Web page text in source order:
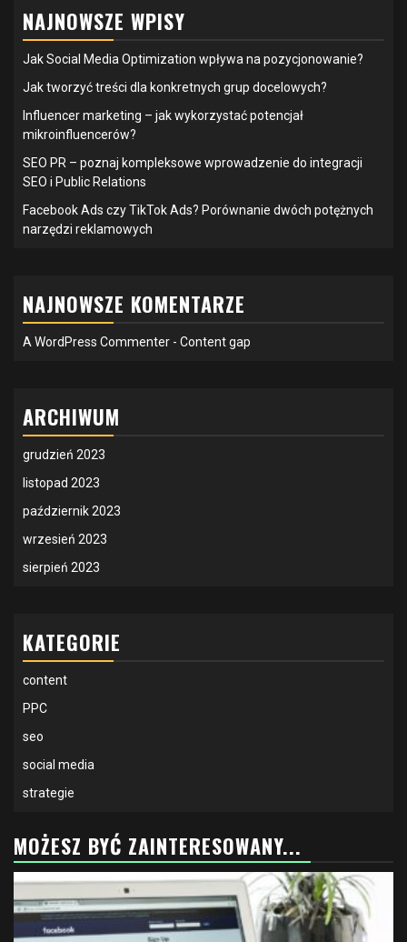
NAJNOWSZE WPISY
Jak Social Media Optimization wpływa na pozycjonowanie?
Jak tworzyć treści dla konkretnych grup docelowych?
Influencer marketing – jak wykorzystać potencjał
mikroinfluencerów?
SEO PR – poznaj kompleksowe wprowadzenie do integracji
SEO i Public Relations
Facebook Ads czy TikTok Ads? Porównanie dwóch potężnych
narzędzi reklamowych
NAJNOWSZE KOMENTARZE
A WordPress Commenter - Content gap
ARCHIWUM
grudzień 2023
listopad 2023
październik 2023
wrzesień 2023
sierpień 2023
KATEGORIE
content
PPC
seo
social media
strategie
MOŻESZ BYĆ ZAINTERESOWANY...